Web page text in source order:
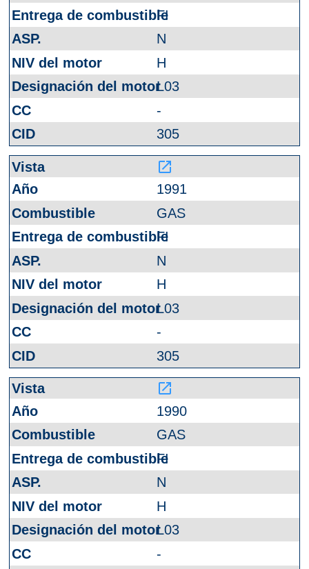
FI
N
H
L03
-
305
launch
1991
GAS
FI
N
H
L03
-
305
launch
1990
GAS
FI
N
H
L03
-